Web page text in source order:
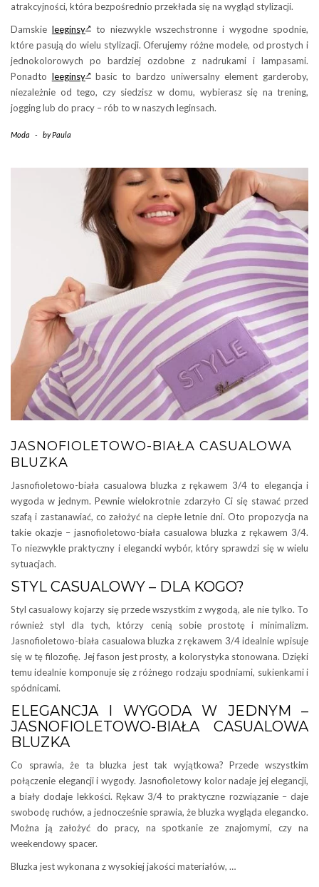
atrakcyjności, która bezpośrednio przekłada się na wygląd stylizacji.
Damskie leeginsy to niezwykle wszechstronne i wygodne spodnie,
które pasują do wielu stylizacji. Oferujemy różne modele, od prostych i
jednokolorowych po bardziej ozdobne z nadrukami i lampasami.
Ponadto leeginsy basic to bardzo uniwersalny element garderoby,
niezależnie od tego, czy siedzisz w domu, wybierasz się na trening,
jogging lub do pracy – rób to w naszych leginsach.
Moda - byPaula
JASNOFIOLETOWO-BIAŁA CASUALOWA
BLUZKA
Jasnofioletowo-biała casualowa bluzka z rękawem 3/4 to elegancja i
wygoda w jednym. Pewnie wielokrotnie zdarzyło Ci się stawać przed
szafą i zastanawiać, co założyć na ciepłe letnie dni. Oto propozycja na
takie okazje – jasnofioletowo-biała casualowa bluzka z rękawem 3/4.
To niezwykle praktyczny i elegancki wybór, który sprawdzi się w wielu
sytuacjach.
STYL CASUALOWY – DLA KOGO?
Styl casualowy kojarzy się przede wszystkim z wygodą, ale nie tylko. To
również styl dla tych, którzy cenią sobie prostotę i minimalizm.
Jasnofioletowo-biała casualowa bluzka z rękawem 3/4 idealnie wpisuje
się w tę filozofię. Jej fason jest prosty, a kolorystyka stonowana. Dzięki
temu idealnie komponuje się z różnego rodzaju spodniami, sukienkami i
spódnicami.
ELEGANCJA I WYGODA W JEDNYM –
JASNOFIOLETOWO-BIAŁA CASUALOWA
BLUZKA
Co sprawia, że ta bluzka jest tak wyjątkowa? Przede wszystkim
połączenie elegancji i wygody. Jasnofioletowy kolor nadaje jej elegancji,
a biały dodaje lekkości. Rękaw 3/4 to praktyczne rozwiązanie – daje
swobodę ruchów, a jednocześnie sprawia, że bluzka wygląda elegancko.
Można ją założyć do pracy, na spotkanie ze znajomymi, czy na
weekendowy spacer.
Bluzka jest wykonana z wysokiej jakości materiałów, …